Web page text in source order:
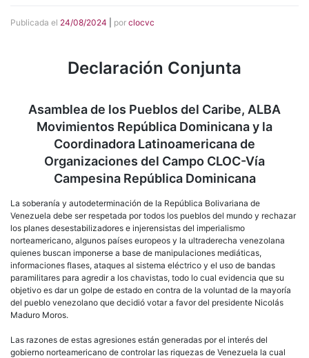
Publicada el 24/08/2024 por clocvc
Declaración Conjunta
Asamblea de los Pueblos del Caribe, ALBA
Movimientos República Dominicana y la
Coordinadora Latinoamericana de
Organizaciones del Campo CLOC-Vía
Campesina República Dominicana
La soberanía y autodeterminación de la República Bolivariana de
Venezuela debe ser respetada por todos los pueblos del mundo y rechazar
los planes desestabilizadores e injerensistas del imperialismo
norteamericano, algunos países europeos y la ultraderecha venezolana
quienes buscan imponerse a base de manipulaciones mediáticas,
informaciones flases, ataques al sistema eléctrico y el uso de bandas
paramilitares para agredir a los chavistas, todo lo cual evidencia que su
objetivo es dar un golpe de estado en contra de la voluntad de la mayoría
del pueblo venezolano que decidió votar a favor del presidente Nicolás
Maduro Moros.
Las razones de estas agresiones están generadas por el interés del
gobierno norteamericano de controlar las riquezas de Venezuela la cual